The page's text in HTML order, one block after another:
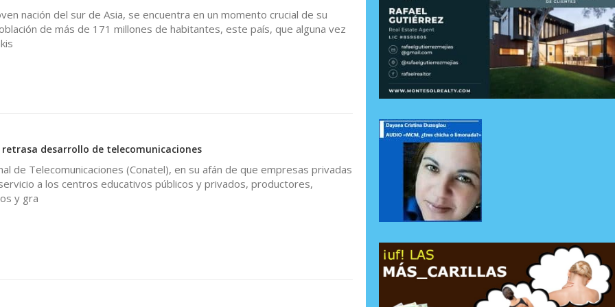
nación del sur de Asia, se encuentra en un momento crucial de su
de más de 171 millones de habitantes, este país, que alguna vez
retrasa desarrollo de telecomunicaciones
de Telecomunicaciones (Conatel), en su afán de que empresas privadas
a los centros educativos públicos y privados, productores,
y gra